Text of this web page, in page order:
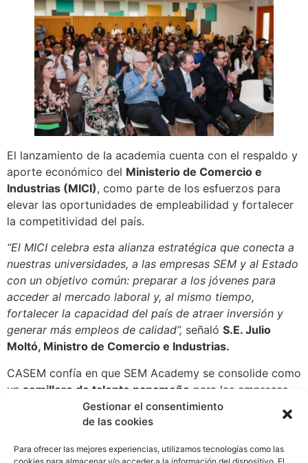
Gestionar el consentimiento
de las cookies
Para ofrecer las mejores experiencias, utilizamos tecnologías como las
El lanzamiento de la academia cuenta con el respaldo y
aporte económico del Ministerio de Comercio e
Industrias (MICI), como parte de los esfuerzos para
elevar las oportunidades de empleabilidad y fortalecer
la competitividad del país.
“El MICI celebra esta alianza estratégica que conecta a
nuestras universidades, a las empresas SEM y al Estado
con un objetivo común: preparar a los jóvenes para
acceder al mercado laboral y, al mismo tiempo,
fortalecer la capacidad del país de atraer inversión y
generar más empleos de calidad”, señaló S.E. Julio
Moltó, Ministro de Comercio e Industrias.
CASEM confía en que SEM Academy se consolide como
un semillero de talento panameño para las empresas
multinacionales, de manera que cada vez más jóvenes
accedan a oportunidades de formación y empleo de
creciente demanda de capital humano calificado, al